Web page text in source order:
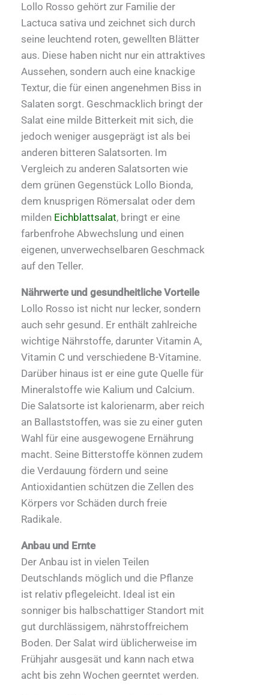
Lollo Rosso gehört zur Familie der
Lactuca sativa und zeichnet sich durch
seine leuchtend roten, gewellten Blätter
aus. Diese haben nicht nur ein attraktives
Aussehen, sondern auch eine knackige
Textur, die für einen angenehmen Biss in
Salaten sorgt. Geschmacklich bringt der
Salat eine milde Bitterkeit mit sich, die
jedoch weniger ausgeprägt ist als bei
anderen bitteren Salatsorten. Im
Vergleich zu anderen Salatsorten wie
dem grünen Gegenstück Lollo Bionda,
dem knusprigen Römersalat oder dem
milden Eichblattsalat, bringt er eine
farbenfrohe Abwechslung und einen
eigenen, unverwechselbaren Geschmack
auf den Teller.
Nährwerte und gesundheitliche Vorteile
Lollo Rosso ist nicht nur lecker, sondern
auch sehr gesund. Er enthält zahlreiche
wichtige Nährstoffe, darunter Vitamin A,
Vitamin C und verschiedene B-Vitamine.
Darüber hinaus ist er eine gute Quelle für
Mineralstoffe wie Kalium und Calcium.
Die Salatsorte ist kalorienarm, aber reich
an Ballaststoffen, was sie zu einer guten
Wahl für eine ausgewogene Ernährung
macht. Seine Bitterstoffe können zudem
die Verdauung fördern und seine
Antioxidantien schützen die Zellen des
Körpers vor Schäden durch freie
Radikale.
Anbau und Ernte
Der Anbau ist in vielen Teilen
Deutschlands möglich und die Pflanze
ist relativ pflegeleicht. Ideal ist ein
sonniger bis halbschattiger Standort mit
gut durchlässigem, nährstoffreichem
Boden. Der Salat wird üblicherweise im
Frühjahr ausgesät und kann nach etwa
acht bis zehn Wochen geerntet werden.